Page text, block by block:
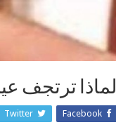
لماذا ترتجف
Facebook
Twitter